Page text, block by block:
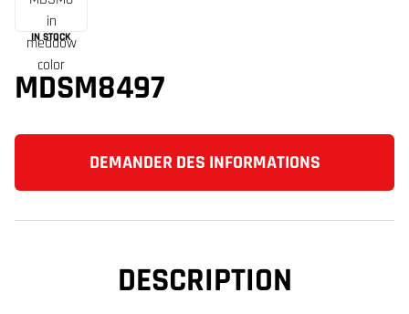
IN STOCK
MDSM8497
DEMANDER DES INFORMATIONS
DESCRIPTION